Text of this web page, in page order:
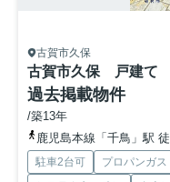
古賀市久保
古賀市久保 戸建て
過去掲載物件
/築13年
鹿児島本線「千鳥」駅
駐車2台可 プロパンガス